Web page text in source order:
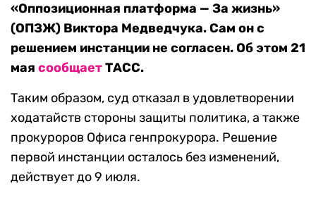
«Оппозиционная платформа — За жизнь»
(ОПЗЖ) Виктора Медведчука. Сам он с
решением инстанции не согласен. Об этом 21
мая сообщаетТАСС.
Таким образом, суд отказал в удовлетворении
ходатайств стороны защиты политика, а также
прокуроров Офиса генпрокурора. Решение
первой инстанции осталось без изменений,
действует до 9 июля.